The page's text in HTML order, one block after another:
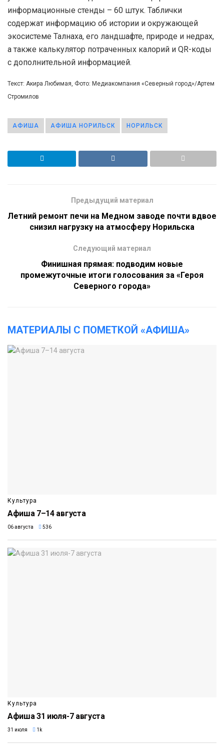
информационные стенды – 60 штук. Таблички
содержат информацию об истории и окружающей
экосистеме Талнаха, его ландшафте, природе и недрах,
а также калькулятор потраченных калорий и QR-коды
с дополнительной информацией.
Текст: Акира Любимая, Фото: Медиакомпания «Северный город»/Артем
Стромилов
АФИША АФИША НОРИЛЬСК НОРИЛЬСК
Предыдущий материал
Летний ремонт печи на Медном заводе почти вдвое
снизил нагрузку на атмосферу Норильска
Следующий материал
Финишная прямая: подводим новые
промежуточные итоги голосования за «Героя
Северного города»
МАТЕРИАЛЫ С ПОМЕТКОЙ «АФИША»
Культура
Афиша 7–14 августа
06 августа 536
Культура
Афиша 31 июля-7 августа
31 июля 1k